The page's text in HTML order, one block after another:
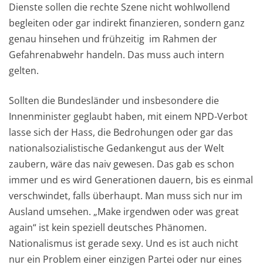
Dienste sollen die rechte Szene nicht wohlwollend
begleiten oder gar indirekt finanzieren, sondern ganz
genau hinsehen und frühzeitig im Rahmen der
Gefahrenabwehr handeln. Das muss auch intern
gelten.
Sollten die Bundesländer und insbesondere die
Innenminister geglaubt haben, mit einem NPD-Verbot
lasse sich der Hass, die Bedrohungen oder gar das
nationalsozialistische Gedankengut aus der Welt
zaubern, wäre das naiv gewesen. Das gab es schon
immer und es wird Generationen dauern, bis es einmal
verschwindet, falls überhaupt. Man muss sich nur im
Ausland umsehen. „Make irgendwen oder was great
again“ ist kein speziell deutsches Phänomen.
Nationalismus ist gerade sexy. Und es ist auch nicht
nur ein Problem einer einzigen Partei oder nur eines